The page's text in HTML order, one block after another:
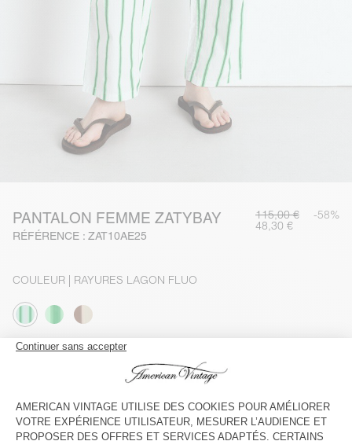
PANTALON FEMME ZATYBAY
RÉFÉRENCE : ZAT10AE25
115,00 € -58%
48,30 €
COULEUR | RAYURES LAGON FLUO
L
Le mannequin mesure 175 cm et porte une taille S
GUIDE DES TAILLES